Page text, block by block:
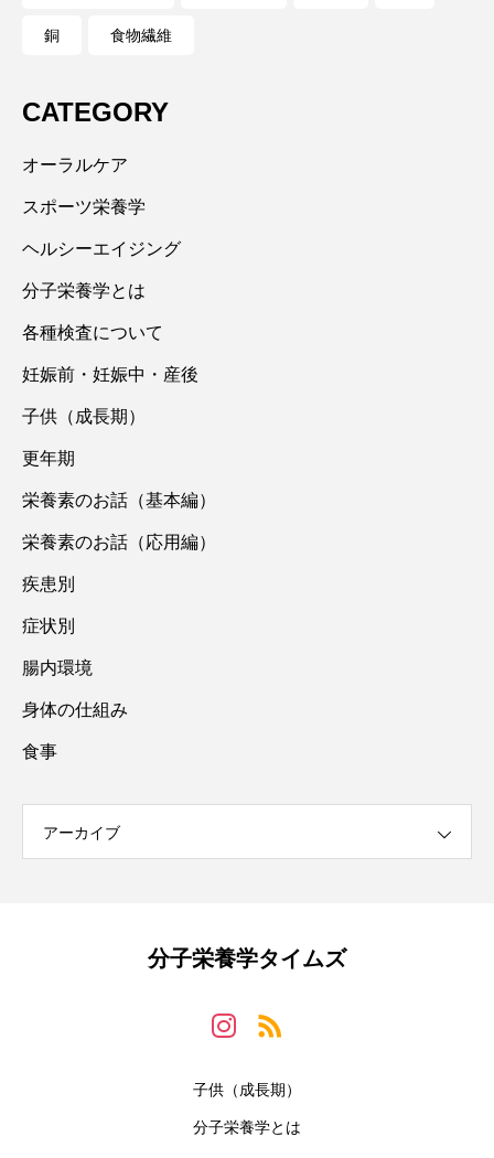
銅 食物繊維
CATEGORY
オーラルケア
スポーツ栄養学
ヘルシーエイジング
分子栄養学とは
各種検査について
妊娠前・妊娠中・産後
子供（成長期）
更年期
栄養素のお話（基本編）
栄養素のお話（応用編）
疾患別
症状別
腸内環境
身体の仕組み
食事
アーカイブ
分子栄養学タイムズ
子供（成長期）
分子栄養学とは